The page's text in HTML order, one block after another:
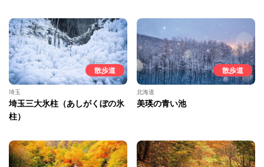
散歩道
埼玉
埼玉三大氷柱（あしがくぼの氷
柱）
散歩道
北海道
美瑛の青い池